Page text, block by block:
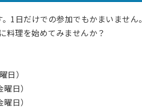
1日だけでの参加でもかまいません。
料理を始めてみませんか？
日）
日）
日）